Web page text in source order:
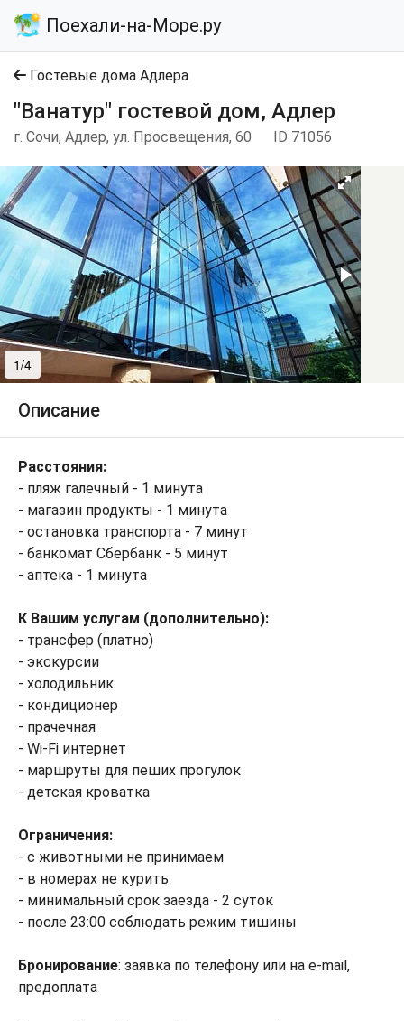
Поехали-на-Море.ру
Гостевые дома Адлера
"Ванатур" гостевой дом, Адлер
г. Сочи, Адлер, ул. Просвещения, 60 ID 71056
1/4
Описание
Расстояния:
- пляж галечный - 1 минута
- магазин продукты - 1 минута
- остановка транспорта - 7 минут
- банкомат Сбербанк - 5 минут
- аптека - 1 минута
К Вашим услугам (дополнительно):
- трансфер (платно)
- экскурсии
- холодильник
- кондиционер
- прачечная
- Wi-Fi интернет
- маршруты для пеших прогулок
- детская кроватка
Ограничения:
- с животными не принимаем
- в номерах не курить
- минимальный срок заезда - 2 суток
- после 23:00 соблюдать режим тишины
Бронирование: заявка по телефону или на e-mail,
предоплата